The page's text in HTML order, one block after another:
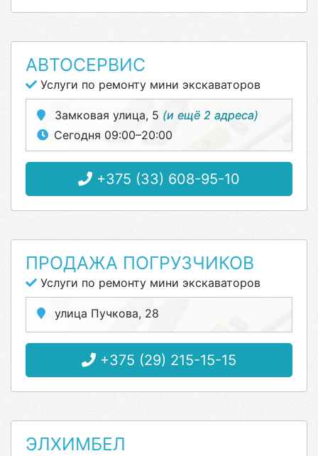
АВТОСЕРВИС
Услуги по ремонту мини экскаваторов
Замковая улица, 5 (и ещё 2 адреса)
Сегодня 09:00–20:00
+375 (33) 608-95-10
ПРОДАЖА ПОГРУЗЧИКОВ
Услуги по ремонту мини экскаваторов
улица Пучкова, 28
+375 (29) 215-15-15
ЭЛХИМБЕЛ